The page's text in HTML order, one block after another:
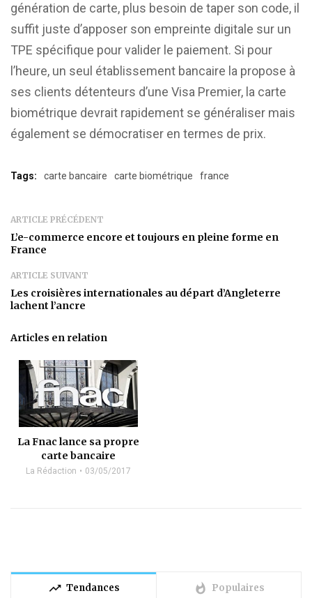
génération de carte, plus besoin de taper son code, il
suffit juste d’apposer son empreinte digitale sur un
TPE spécifique pour valider le paiement. Si pour
l’heure, un seul établissement bancaire la propose à
ses clients détenteurs d’une Visa Premier, la carte
biométrique devrait rapidement se généraliser mais
également se démocratiser en termes de prix.
Tags: carte bancaire carte biométrique france
ARTICLE PRÉCÉDENT
L’e-commerce encore et toujours en pleine forme en
France
ARTICLE SUIVANT
Les croisières internationales au départ d’Angleterre
lachent l’ancre
Articles en relation
La Fnac lance sa propre
carte bancaire
La Rédaction 03/05/2017
trending_up Tendances whatshot Populaires